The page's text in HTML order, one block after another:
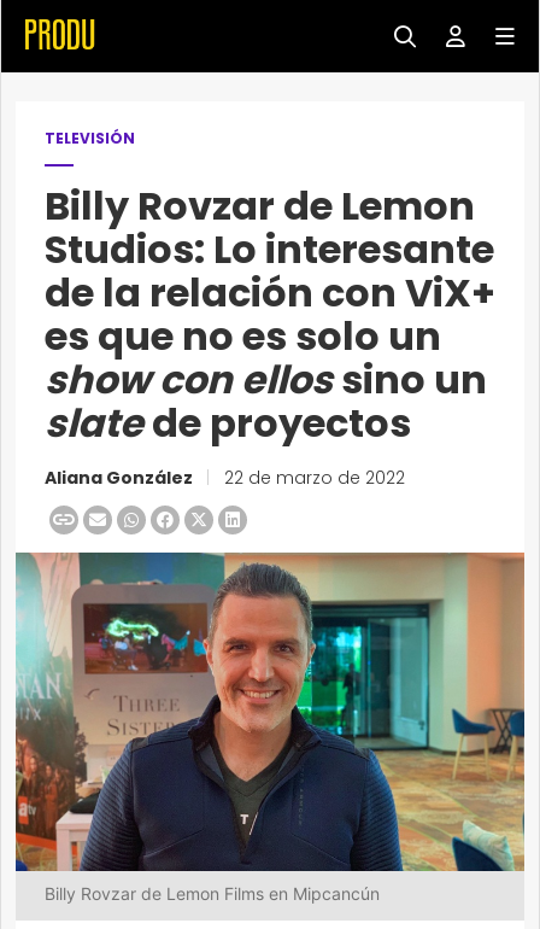
TELEVISIÓN
Billy Rovzar de Lemon
Studios: Lo interesante
de la relación con ViX+
es que no es solo un
show con ellossino un
slatede proyectos
Aliana González 22 de marzo de 2022
Billy Rovzar de Lemon Films en Mipcancún